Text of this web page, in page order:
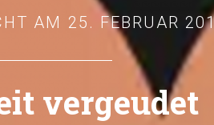
AM 25. FEBRUAR
vergeudet